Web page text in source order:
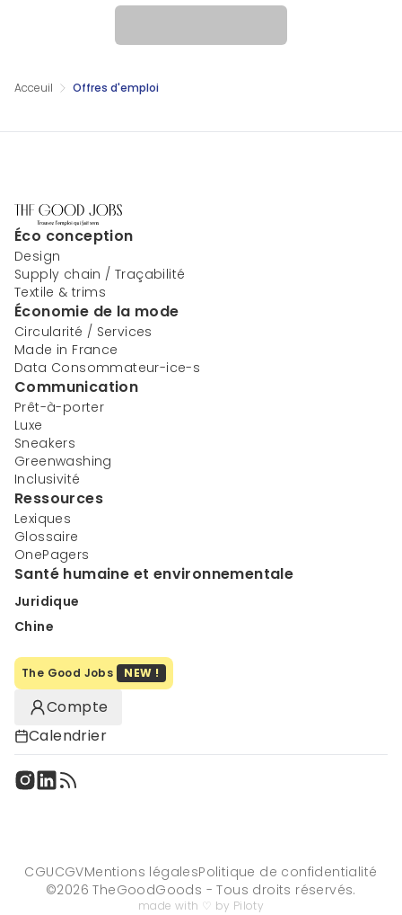
Acceuil Offres d'emploi
Éco conception
Design
Supply chain / Traçabilité
Textile & trims
Économie de la mode
Circularité / Services
Made in France
Data Consommateur-ice-s
Communication
Prêt-à-porter
Luxe
Sneakers
Greenwashing
Inclusivité
Ressources
Lexiques
Glossaire
OnePagers
Santé humaine et environnementale
Juridique
Chine
The Good Jobs NEW !
Compte
Calendrier
CGUCGVMentions légalesPolitique de confidentialité
©2026 TheGoodGoods - Tous droits réservés.
made with ♡ by Piloty